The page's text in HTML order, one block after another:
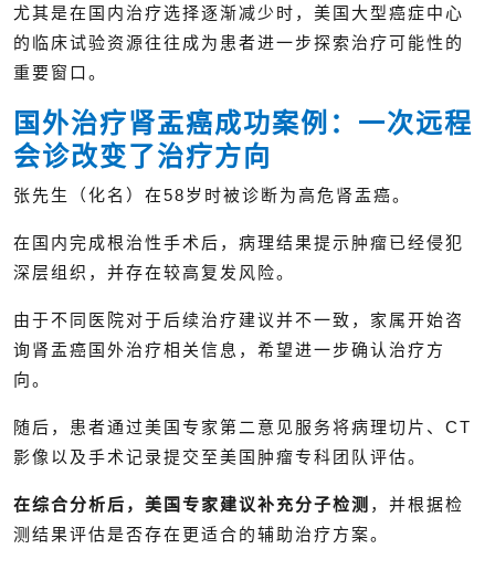
尤其是在国内治疗选择逐渐减少时，美国大型癌症中心
的临床试验资源往往成为患者进一步探索治疗可能性的
重要窗口。
国外治疗肾盂癌成功案例：一次远程
会诊改变了治疗方向
张先生（化名）在58岁时被诊断为高危肾盂癌。
在国内完成根治性手术后，病理结果提示肿瘤已经侵犯
深层组织，并存在较高复发风险。
由于不同医院对于后续治疗建议并不一致，家属开始咨
询肾盂癌国外治疗相关信息，希望进一步确认治疗方
向。
随后，患者通过美国专家第二意见服务将病理切片、CT
影像以及手术记录提交至美国肿瘤专科团队评估。
在综合分析后，美国专家建议补充分子检测 ，并根据检
测结果评估是否存在更适合的辅助治疗方案。